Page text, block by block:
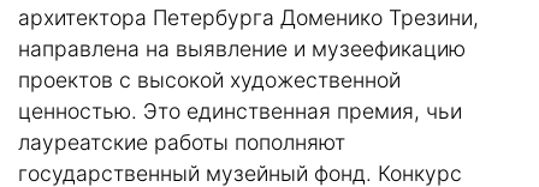
архитектора Петербурга Доменико Трезини,
направлена на выявление и музеефикацию
проектов с высокой художественной
ценностью. Это единственная премия, чьи
лауреатские работы пополняют
государственный музейный фонд. Конкурс